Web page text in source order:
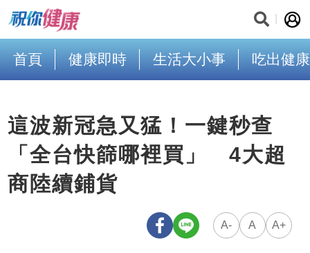
首頁 健康即時 生活大小事 吃出健康
這波新冠急又猛！一鍵秒查
「全台快篩哪裡買」 4大超
商陸續鋪貨
A- A A+